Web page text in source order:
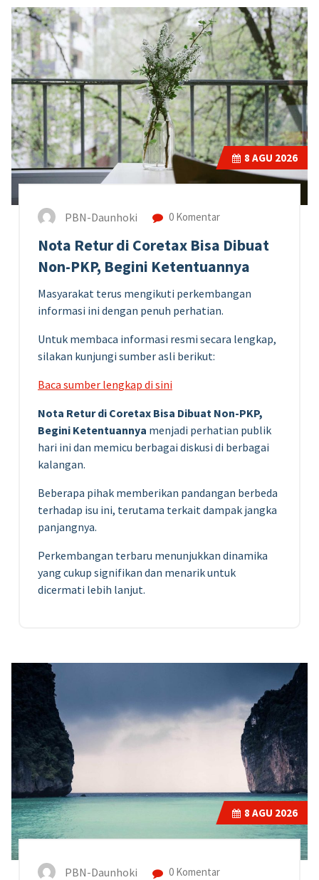
8 AGU 2026
PBN-Daunhoki 0 Komentar
Nota Retur di Coretax Bisa Dibuat
Non-PKP, Begini Ketentuannya
Masyarakat terus mengikuti perkembangan
informasi ini dengan penuh perhatian.
Untuk membaca informasi resmi secara lengkap,
silakan kunjungi sumber asli berikut:
Baca sumber lengkap di sini
Nota Retur di Coretax Bisa Dibuat Non-PKP,
Begini Ketentuannya menjadi perhatian publik
hari ini dan memicu berbagai diskusi di berbagai
kalangan.
Beberapa pihak memberikan pandangan berbeda
terhadap isu ini, terutama terkait dampak jangka
panjangnya.
Perkembangan terbaru menunjukkan dinamika
yang cukup signifikan dan menarik untuk
dicermati lebih lanjut.
8 AGU 2026
PBN-Daunhoki 0 Komentar